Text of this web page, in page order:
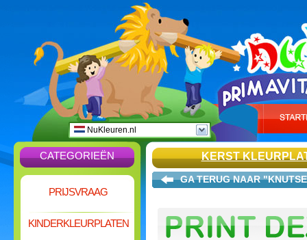
NuKleuren.nl
CATEGORIEËN
PRIJSVRAAG
KINDERKLEURPLATEN
KERST
GA TERUG NAAR